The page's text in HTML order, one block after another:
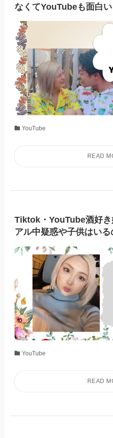
なくてYouTubeも面白い
YouTube
Tiktok・YouTube酒好き
アル中疑惑や子供はいる
YouTube